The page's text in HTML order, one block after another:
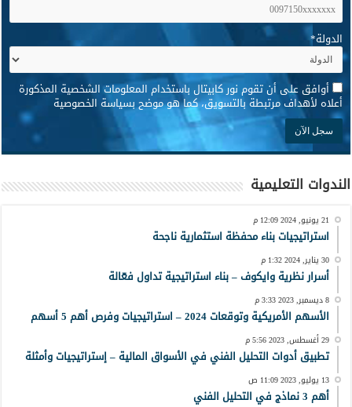
الدولة*
* أوافق على أن تقوم نور كابيتال باستخدام المعلومات الشخصية المذكورة
أعلاه لأهداف مرتبطة بالتسويق، كما هو موضح بسياسة الخصوصية
الندوات التعليمية
21 يونيو, 2024 12:09 م
استراتيجيات بناء محفظة استثمارية ناجحة
30 يناير, 2024 1:32 م
أسرار نظرية وايكوف – بناء استراتيجية تداول فعّالة
8 ديسمبر, 2023 3:33 م
الأسهم الأمريكية وتوقعات 2024 – استراتيجيات وفرص أهم 5 أسهم
29 أغسطس, 2023 5:56 م
تطبيق أدوات التحليل الفني في الأسواق المالية – إستراتيجيات وأمثلة
13 يوليو, 2023 11:09 ص
أهم 3 نماذج في التحليل الفني